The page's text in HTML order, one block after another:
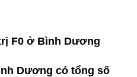
F0 ở Bình Dương
Dương có tổng số